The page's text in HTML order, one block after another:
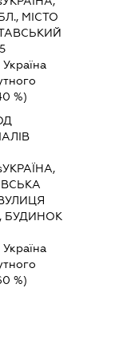
МІСТО
Україна
%)
УКРАЇНА,
БУДИНОК
Україна
%)